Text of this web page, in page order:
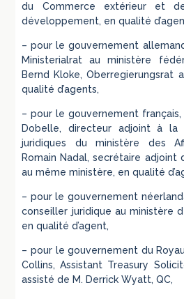
du Commerce extérieur et
développement, en qualité
– pour le gouvernement
Ministerialrat au ministère
Bernd Kloke, Oberregierungsrat
qualité d’agents,
– pour le gouvernement français,
Dobelle, directeur adjoint à la
juridiques du ministère des
Romain Nadal, secrétaire adjoint
au même ministère, en qualité
– pour le gouvernement
conseiller juridique au ministère
en qualité d’agent,
– pour le gouvernement du
Collins, Assistant Treasury
assisté de M. Derrick Wyatt, QC,